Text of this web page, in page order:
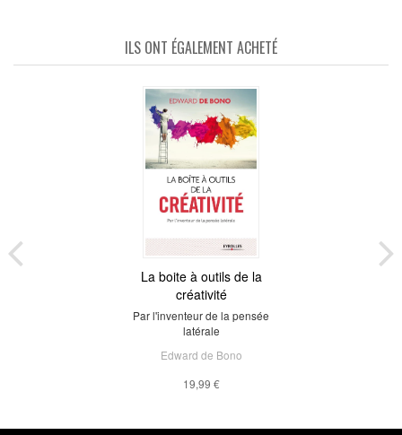
ILS ONT ÉGALEMENT ACHETÉ
La boite à outils de la
créativité
Par l'inventeur de la pensée
latérale
Edward de Bono
19,99 €